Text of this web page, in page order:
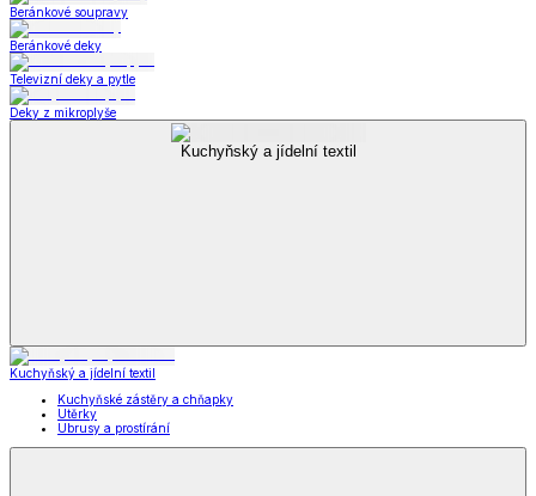
Beránkové soupravy
Beránkové deky
Televizní deky a pytle
Deky z mikroplyše
Kuchyňský a jídelní textil
Kuchyňský a jídelní textil
Kuchyňské zástěry a chňapky
Utěrky
Ubrusy a prostírání